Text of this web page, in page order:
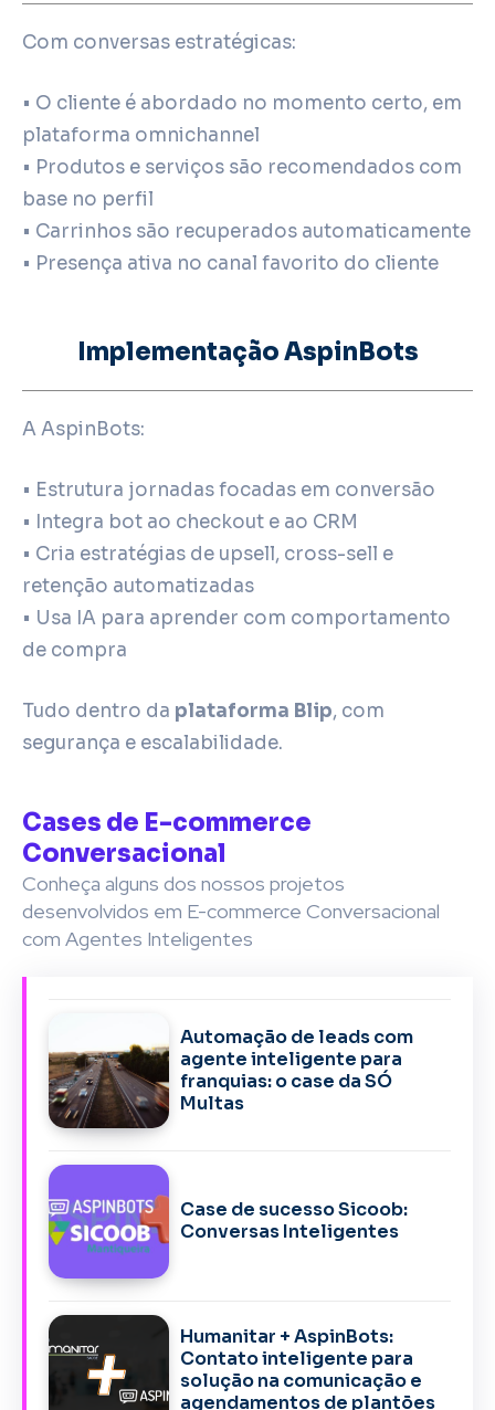
Com conversas estratégicas:
• O cliente é abordado no momento certo, em
plataforma omnichannel
• Produtos e serviços são recomendados com
base no perfil
• Carrinhos são recuperados automaticamente
• Presença ativa no canal favorito do cliente
Implementação AspinBots
A AspinBots:
• Estrutura jornadas focadas em conversão
• Integra bot ao checkout e ao CRM
• Cria estratégias de upsell, cross-sell e
retenção automatizadas
• Usa IA para aprender com comportamento
de compra
Tudo dentro da plataforma Blip, com
segurança e escalabilidade.
Cases de E-commerce
Conversacional
Conheça alguns dos nossos projetos
desenvolvidos em E-commerce Conversacional
com Agentes Inteligentes
Automação de leads com
agente inteligente para
franquias: o case da SÓ
Multas
Case de sucesso Sicoob:
Conversas Inteligentes
Humanitar + AspinBots:
Contato inteligente para
solução na comunicação e
agendamentos de plantões